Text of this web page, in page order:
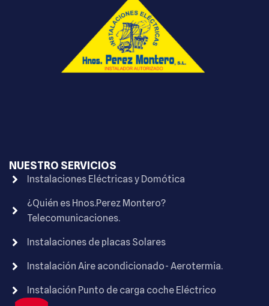
NUESTRO SERVICIOS
Instalaciones Eléctricas y Domótica
¿Quién es Hnos.Perez Montero?
Telecomunicaciones.
Instalaciones de placas Solares
Instalación Aire acondicionado- Aerotermia.
Instalación Punto de carga coche Eléctrico